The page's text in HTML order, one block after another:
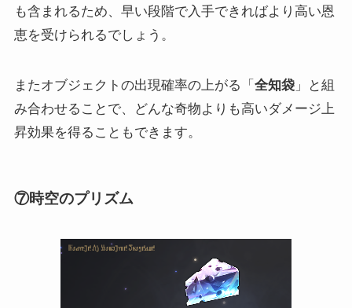
も含まれるため、早い段階で入手できればより高い恩
恵を受けられるでしょう。
またオブジェクトの出現確率の上がる「 全知袋」と組
み合わせることで、どんな奇物よりも高いダメージ上
昇効果を得ることもできます。
⑦時空のプリズム